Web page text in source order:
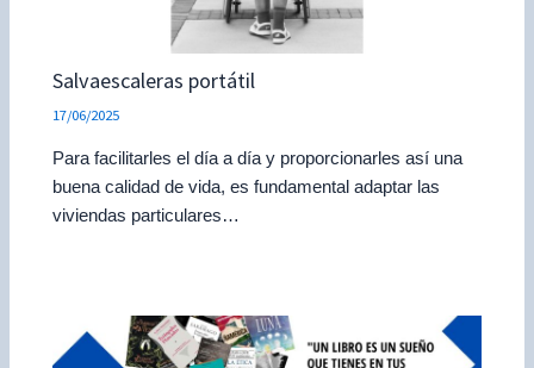
Salvaescaleras portátil
17/06/2025
Para facilitarles el día a día y proporcionarles así una
buena calidad de vida, es fundamental adaptar las
viviendas particulares…